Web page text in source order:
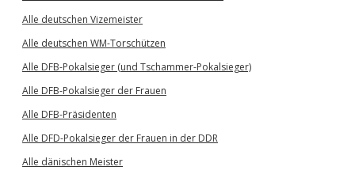
Alle deutschen Vizemeister
Alle deutschen WM-Torschützen
Alle DFB-Pokalsieger (und Tschammer-Pokalsieger)
Alle DFB-Pokalsieger der Frauen
Alle DFB-Präsidenten
Alle DFD-Pokalsieger der Frauen in der DDR
Alle dänischen Meister